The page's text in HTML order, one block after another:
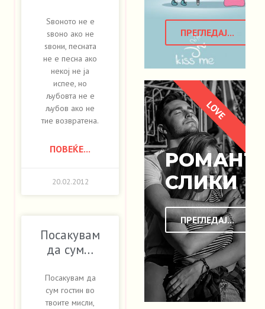
Ѕвоното не е
ѕвоно ако не
ѕвони, песната
не е песна ако
некој не ја
испее, но
љубовта не е
љубов ако не
тие возвратена.
ПОВЕЌЕ...
20.02.2012
Посакувам
да сум…
Посакувам да
сум гостин во
твоите мисли,
ПРЕГЛЕДАЈ...
СЛИКИ
ПРЕГЛЕДАЈ...
LOVE